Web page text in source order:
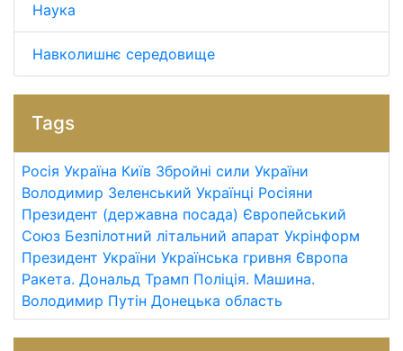
Наука
Навколишнє середовище
Tags
Росія Україна Київ Збройні сили України
Володимир Зеленський Українці Росіяни
Президент (державна посада) Європейський
Союз Безпілотний літальний апарат Укрінформ
Президент України Українська гривня Європа
Ракета. Дональд Трамп Поліція. Машина.
Володимир Путін Донецька область